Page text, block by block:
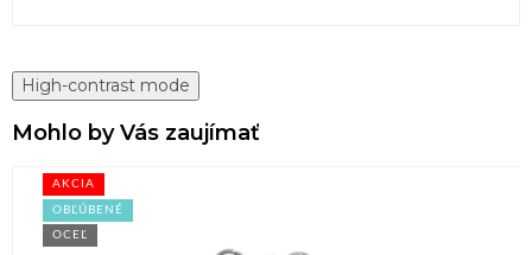
High-contrast mode
Mohlo by Vás zaujímať
AKCIA
OBĽÚBENÉ
OCEĽ